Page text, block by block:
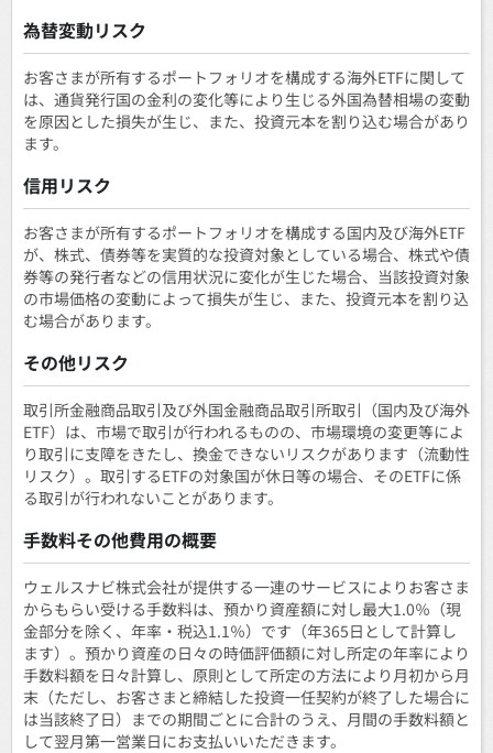
為替変動リスク
お客さまが所有するポートフォリオを構成する海外ETFに関して
は、通貨発行国の金利の変化等により生じる外国為替相場の変動
を原因とした損失が生じ、また、投資元本を割り込む場合があり
ます。
信用リスク
お客さまが所有するポートフォリオを構成する国内及び海外ETF
が、株式、債券等を実質的な投資対象としている場合、株式や債
券等の発行者などの信用状況に変化が生じた場合、当該投資対象
の市場価格の変動によって損失が生じ、また、投資元本を割り込
む場合があります。
その他リスク
取引所金融商品取引及び外国金融商品取引所取引（国内及び海外
ETF）は、市場で取引が行われるものの、市場環境の変更等によ
り取引に支障をきたし、換金できないリスクがあります（流動性
リスク）。取引するETFの対象国が休日等の場合、そのETFに係
る取引が行われないことがあります。
手数料その他費用の概要
ウェルスナビ株式会社が提供する一連のサービスによりお客さま
からもらい受ける手数料は、預かり資産額に対し最大1.0％（現
金部分を除く、年率・税込1.1％）です（年365日として計算し
ます）。預かり資産の日々の時価評価額に対し所定の年率により
手数料額を日々計算し、原則として所定の方法により月初から月
末（ただし、お客さまと締結した投資一任契約が終了した場合に
は当該終了日）までの期間ごとに合計のうえ、月間の手数料額と
して翌月第一営業日にお支払いいただきます。